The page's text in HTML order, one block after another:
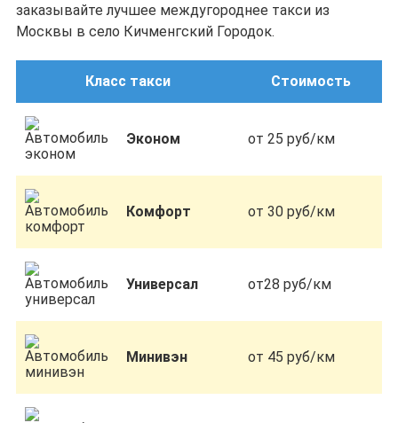
заказывайте лучшее междугороднее такси из
Москвы в село Кичменгский Городок.
Класс такси Стоимость
Эконом от 25 руб/км
Комфорт от 30 руб/км
Универсал от28 руб/км
Минивэн от 45 руб/км